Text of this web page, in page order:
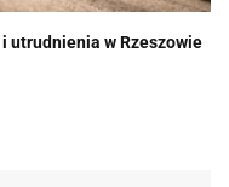
utrudnienia w Rzeszowie